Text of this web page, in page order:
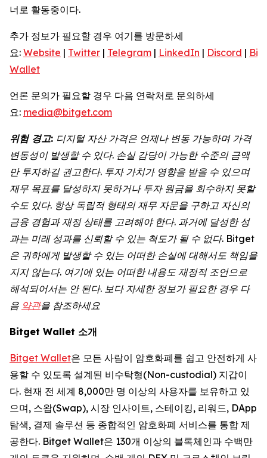
너로 활동중이다.
추가 정보가 필요할 경우 여기를 방문하세
요: Website | Twitter | Telegram | LinkedIn | Discord |
Wallet
언론 문의가 필요할 경우 다음 연락처로 문의하세
요: media@bitget.com
위험 경고: 디지털 자산 가격은 언제나 변동 가능하며 가격
변동성이 발생할 수 있다. 손실 감당이 가능한 수준의 금액
만 투자하길 권고한다. 투자 가치가 영향을 받을 수 있으며
재무 목표를 달성하지 못하거나 투자 원금을 회수하지 못할
수도 있다. 항상 독립적 형태의 재무 자문을 구하고 자신의
금융 경험과 재정 상태를 고려해야 한다. 과거에 달성한 성
과는 미래 성과를 신뢰할 수 있는 척도가 될 수 없다. Bitget
은 귀하에게 발생할 수 있는 어떠한 손실에 대해서도 책임을
지지 않는다. 여기에 있는 어떠한 내용도 재정적 조언으로
해석되어서는 안 된다. 보다 자세한 정보가 필요한 경우 다
음 약관을 참조하세요
Bitget Wallet 소개
Bitget Wallet은 모든 사람이 암호화폐를 쉽고 안전하게 사
용할 수 있도록 설계된 비수탁형(Non-custodial) 지갑이
다. 현재 전 세계 8,000만 명 이상의 사용자를 보유하고 있
으며, 스왑(Swap), 시장 인사이트, 스테이킹, 리워드, DApp
탐색, 결제 솔루션 등 종합적인 암호화폐 서비스를 통합 제
공한다. Bitget Wallet은 130개 이상의 블록체인과 수백만